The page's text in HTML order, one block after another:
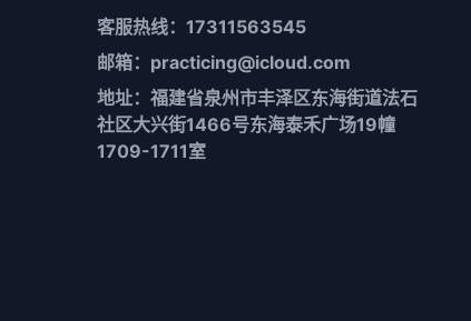
客服热线：17311563545
邮箱：practicing@icloud.com
地址：福建省泉州市丰泽区东海街道法石
社区大兴街1466号东海泰禾广场19幢
1709-1711室